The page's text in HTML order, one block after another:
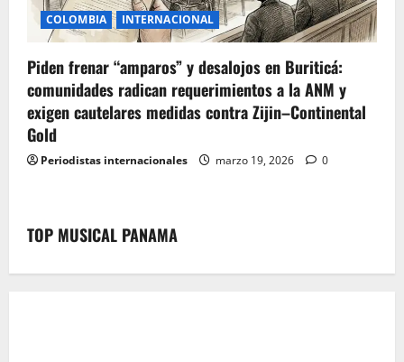
COLOMBIA INTERNACIONAL
Piden frenar “amparos” y desalojos en Buriticá:
comunidades radican requerimientos a la ANM y
exigen cautelares medidas contra Zijin–Continental
Gold
Periodistas internacionales marzo 19, 2026 0
TOP MUSICAL PANAMA